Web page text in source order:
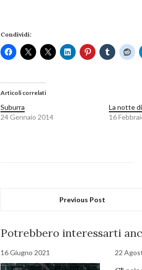
Condividi:
Articoli correlati
Suburra
24 Gennaio 2014
La notte
16
Previous Post
Potrebbero interessarti
16 Giugno 2021 22